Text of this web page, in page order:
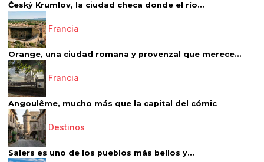
Český Krumlov, la ciudad checa donde el río...
Francia
Orange, una ciudad romana y provenzal que merece...
Francia
Angoulême, mucho más que la capital del cómic
Destinos
Salers es uno de los pueblos más bellos y...